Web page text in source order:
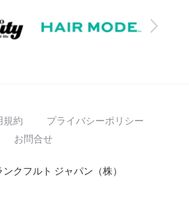
次
規約
プライバシーポリシー
お問合せ
クフルト ジャパン（株）